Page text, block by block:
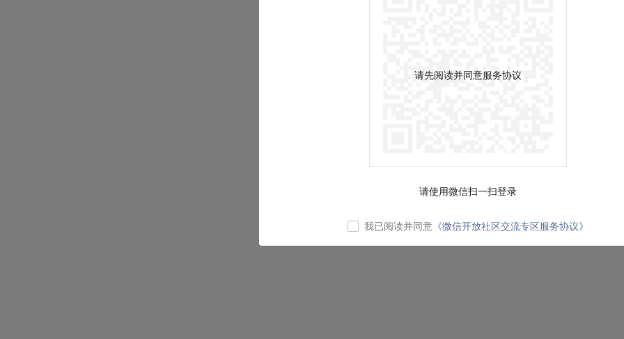
请先阅读并同意服务协议
请使用微信扫一扫登录
我已阅读并同意 《微信开放社区交流专区服务协议》